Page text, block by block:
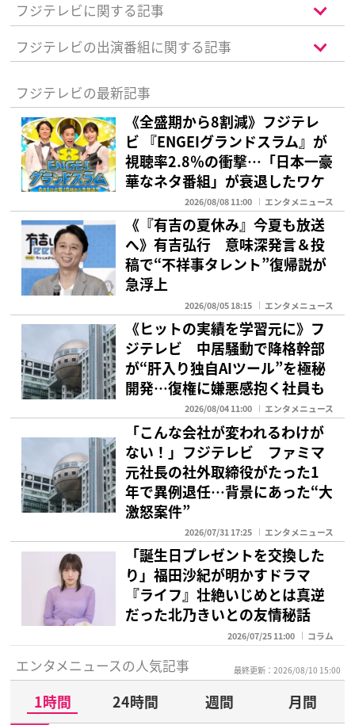
フジテレビに関する記事
フジテレビの出演番組に関する記事
フジテレビの最新記事
《全盛期から8割減》フジテレ
ビ 『ENGEIグランドスラム』が
視聴率2.8％の衝撃…「日本一豪
華なネタ番組」が衰退したワケ
2026/08/08 11:00 エンタメニュース
《『有吉の夏休み』今夏も放送
へ》有吉弘行 意味深発言＆投
稿で“不祥事タレント”復帰説が
急浮上
2026/08/05 18:15 エンタメニュース
《ヒットの実績を学習元に》フ
ジテレビ 中居騒動で降格幹部
が“肝入り独自AIツール”を極秘
開発…復権に嫌悪感抱く社員も
2026/08/04 11:00 エンタメニュース
「こんな会社が変われるわけが
ない！」フジテレビ ファミマ
元社長の社外取締役がたった1
年で異例退任…背景にあった“大
激怒案件”
2026/07/31 17:25 エンタメニュース
「誕生日プレゼントを交換した
り」福田沙紀が明かすドラマ
『ライフ』壮絶いじめとは真逆
だった北乃きいとの友情秘話
2026/07/25 11:00 コラム
エンタメニュースの人気記事 最終更新：2026/08/10 15:00
1時間 24時間 週間
月間